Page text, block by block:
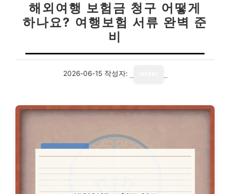
해외여행 보험금 청구 어떻게
하나요? 여행보험 서류 완벽 준
비
2026-06-15 작성자: